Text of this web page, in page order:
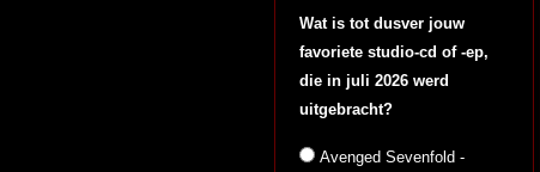
Wat is tot dusver jouw
favoriete studio-cd of -ep,
die in juli 2026 werd
uitgebracht?
Avenged Sevenfold -